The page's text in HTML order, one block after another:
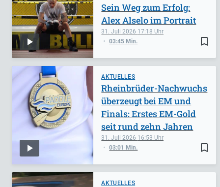
bookmark_border
31. Juli 2026 17:18
03:45 Min.
Sein Weg zum Erfolg:
Alex Alselo im Portrait
AKTUELLES
bookmark_border
31. Juli 2026 16:53
03:01 Min.
Rheinbrüder-Nachwuchs
überzeugt bei EM und
Finals: Erstes EM-Gold
seit rund zehn Jahren
AKTUELLES